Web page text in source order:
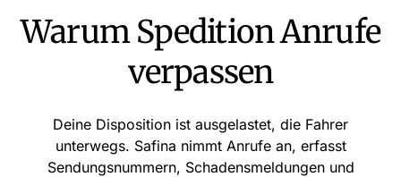
Warum Spedition Anrufe
verpassen
Deine Disposition ist ausgelastet, die Fahrer
unterwegs. Safina nimmt Anrufe an, erfasst
Sendungsnummern, Schadensmeldungen und